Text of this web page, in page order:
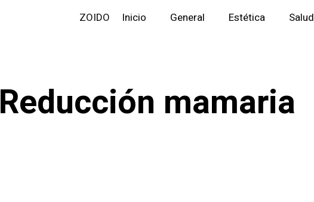
ZOIDO Inicio General Estética Salud
Reducción mamaria